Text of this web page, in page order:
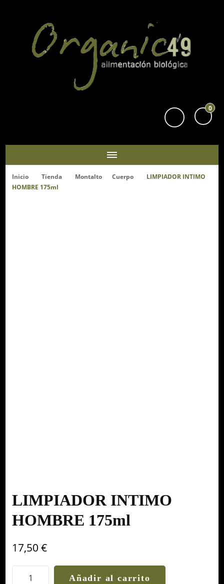
0
Inicio Tienda Montalto Cuerpo
LIMPIADOR INTIMO
HOMBRE 175ml
LIMPIADOR INTIMO
HOMBRE 175ml
17,50 €
Añadir al carrito